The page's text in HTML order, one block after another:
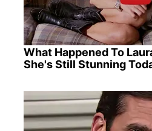
What Happened To
She's Still Stunning